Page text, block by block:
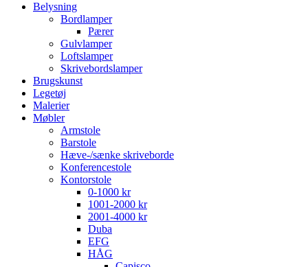
Belysning
Bordlamper
Pærer
Gulvlamper
Loftslamper
Skrivebordslamper
Brugskunst
Legetøj
Malerier
Møbler
Armstole
Barstole
Hæve-/sænke skriveborde
Konferencestole
Kontorstole
0-1000 kr
1001-2000 kr
2001-4000 kr
Duba
EFG
HÅG